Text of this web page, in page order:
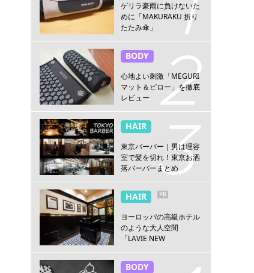
ゲリラ豪雨に負けないた
めに「MAKURAKU 折り
たたみ傘」
BODY
心地よい刺激「MEGURI
マット＆ピロー」を徹底
レビュー
HAIR
東京バーバー｜男は理容
室で髪を切れ！東京お洒
落バーバーまとめ
HAIR PR
ヨーロッパの高級ホテル
のような大人空間
「LAVIE NEW
店」
BODY